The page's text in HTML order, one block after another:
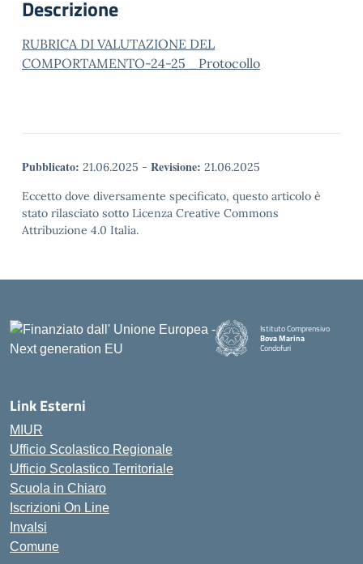
Descrizione
RUBRICA DI VALUTAZIONE DEL
COMPORTAMENTO-24-25 _Protocollo
Pubblicato: 21.06.2025 - Revisione: 21.06.2025
Eccetto dove diversamente specificato, questo articolo è
stato rilasciato sotto Licenza Creative Commons
Attribuzione 4.0 Italia.
Istituto Comprensivo
Bova Marina
Condofuri
Link Esterni
MIUR
Ufficio Scolastico Regionale
Ufficio Scolastico Territoriale
Scuola in Chiaro
Iscrizioni On Line
Invalsi
Comune